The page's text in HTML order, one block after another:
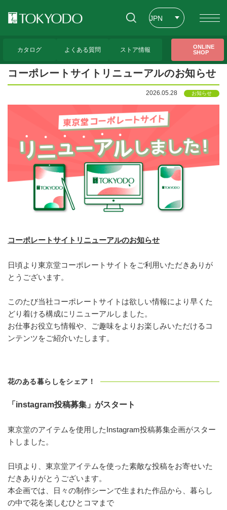
JPN
カタログ よくある質問 ストア情報
ONLINE
SHOP
コーポレートサイトリニューアルのお知ら
コーポレートサイトリニューアルのお知らせ
2026.05.28 お知らせ
コーポレートサイトリニューアルのお知らせ
日頃より東京堂コーポレートサイトをご利用いただきありが
とうございます。
このたび当社コーポレートサイトは欲しい情報により早くた
どり着ける構成にリニューアルしました。
お仕事お役立ち情報や、ご趣味をよりお楽しみいただけるコ
ンテンツをご紹介いたします。
花のある暮らしをシェア！
「instagram投稿募集」がスタート
東京堂のアイテムを使用したInstagram投稿募集企画がスター
トしました。
日頃より、東京堂アイテムを使った素敵な投稿をお寄せいた
だきありがとうございます。
本企画では、日々の制作シーンで生まれた作品から、暮らし
の中で花を楽しむひとコマまで